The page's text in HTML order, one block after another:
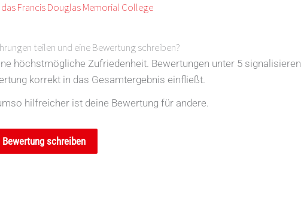
Francis Douglas Memorial College
teilen und eine Bewertung schreiben?
höchstmögliche Zufriedenheit. Bewertungen unter 5 signalisieren
korrekt in das Gesamtergebnis einfließt.
hilfreicher ist deine Bewertung für andere.
Bewertung schreiben